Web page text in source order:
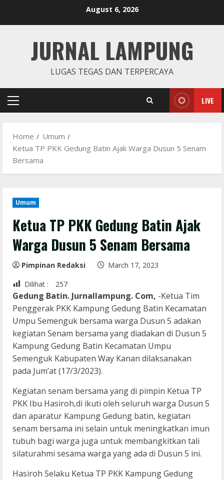
August 6, 2026
JURNAL LAMPUNG
LUGAS TEGAS DAN TERPERCAYA
Primary
LIVE
Home
Umum
Ketua TP PKK Gedung Batin Ajak Warga Dusun 5 Senam
Bersama
Umum
Ketua TP PKK Gedung Batin Ajak
Warga Dusun 5 Senam Bersama
Pimpinan Redaksi
March 17, 2023
Dilihat :
257
Gedung Batin. Jurnallampung. Com, -Ketua Tim
Penggerak PKK Kampung Gedung Batin Kecamatan
Umpu Semenguk bersama warga Dusun 5 adakan
kegiatan Senam bersama yang diadakan di Dusun 5
Kampung Gedung Batin Kecamatan Umpu
Semenguk Kabupaten Way Kanan dilaksanakan
pada Jum’at (17/3/2023).
Kegiatan senam bersama yang di pimpin Ketua TP
PKK Ibu Hasiroh,di ikuti oleh seluruh warga Dusun 5
dan aparatur Kampung Gedung batin, kegiatan
senam bersama ini selain untuk meningkatkan imun
tubuh bagi warga juga untuk membangkitkan tali
silaturahmi sesama warga yang ada di Dusun 5 ini.
Hasiroh Selaku Ketua TP PKK Kampung Gedung